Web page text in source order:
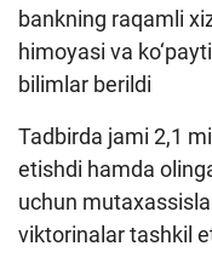
bankning raqamli
himoyasi va
bilimlar berildi
Tadbirda jami 2,1
etishdi hamda
uchun
viktorinalar tashkil